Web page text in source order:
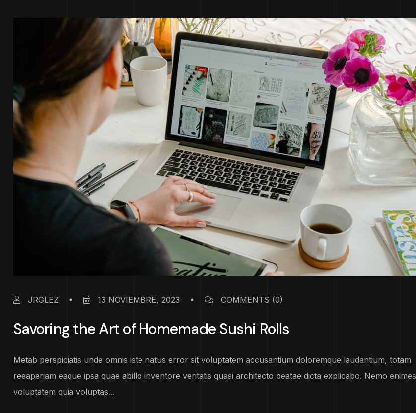
JRGLEZ 13 NOVIEMBRE, 2023 COMMENTS (0)
Savoring the Art of Homemade Sushi Rolls
Metab perspiciatis unde omnis iste natus error sit voluptatem accusantium doloremque laudantium, totam
reeaperiam eaque ipsa quae abillo inventore veritatis quasi architecto beatae dicta explicabo. Nemo enimes
voluptatem quia voluptas...